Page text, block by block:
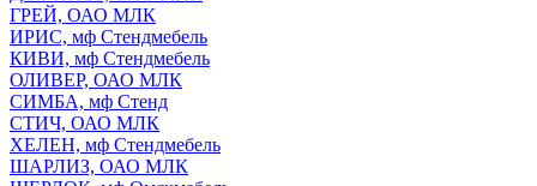
ГРЕЙ, ОАО МЛК
ИРИС, мф Стендмебель
КИВИ, мф Стендмебель
ОЛИВЕР, ОАО МЛК
СИМБА, мф Стенд
СТИЧ, ОАО МЛК
ХЕЛЕН, мф Стендмебель
ШАРЛИЗ, ОАО МЛК